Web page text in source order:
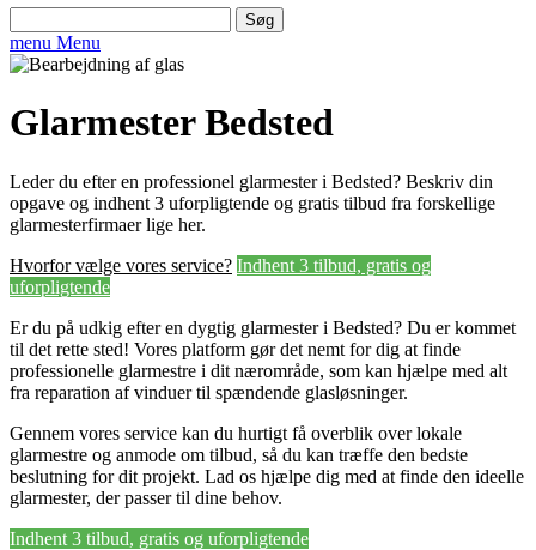
efter:
menu Menu
Glarmester Bedsted
Leder du efter en professionel glarmester i Bedsted? Beskriv din
opgave og indhent 3 uforpligtende og gratis tilbud fra forskellige
glarmesterfirmaer lige her.
Hvorfor vælge vores service? Indhent 3 tilbud, gratis og
uforpligtende
Er du på udkig efter en dygtig glarmester i Bedsted? Du er kommet
til det rette sted! Vores platform gør det nemt for dig at finde
professionelle glarmestre i dit nærområde, som kan hjælpe med alt
fra reparation af vinduer til spændende glasløsninger.
Gennem vores service kan du hurtigt få overblik over lokale
glarmestre og anmode om tilbud, så du kan træffe den bedste
beslutning for dit projekt. Lad os hjælpe dig med at finde den ideelle
glarmester, der passer til dine behov.
Indhent 3 tilbud, gratis og uforpligtende